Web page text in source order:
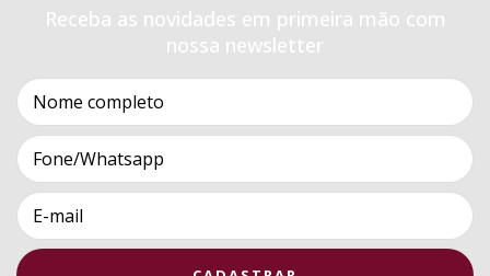
Receba as novidades em primeira mão com
nossa newsletter